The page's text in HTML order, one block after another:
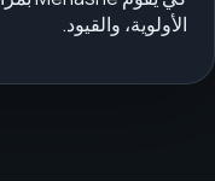
الأولوية، والقيود.